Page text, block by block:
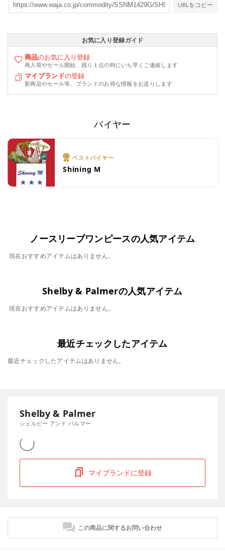
URLをコピー
お気に入り登録ガイド
商品のお気に入り登録
再入荷やセール開始、残り１点の時にいち早くご連絡します
マイブランドの登録
新商品やセール等、ブランドのお得な情報をお送りします
バイヤー
ベストバイヤー
Shining M
ノースリーブワンピースの人気アイテム
現在おすすめアイテムはありません。
Shelby & Palmerの人気アイテム
現在おすすめアイテムはありません。
最近チェックしたアイテム
最近チェックしたアイテムはありません。
Shelby & Palmer
シェルビー アンド パルマー
マイブランドに登録
この商品に関するお問い合わせ